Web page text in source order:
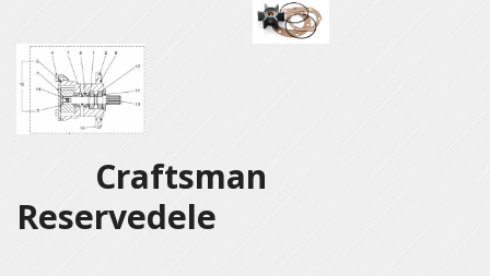
Craftsman
Reservedele